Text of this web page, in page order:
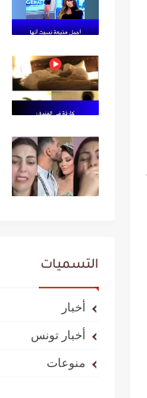
التسميات
أخبار
أخبار تونس
منوعات